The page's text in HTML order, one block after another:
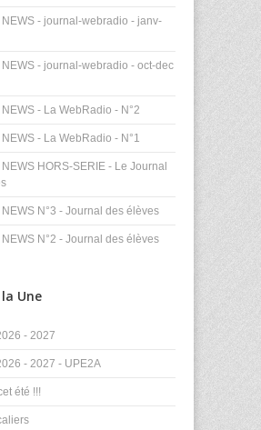
- journal-webradio - janv-
- journal-webradio - oct-dec
- La WebRadio - N°2
- La WebRadio - N°1
HORS-SERIE - Le Journal
N°3 - Journal des élèves
N°2 - Journal des élèves
Une
- 2027
- 2027 - UPE2A
été !!!